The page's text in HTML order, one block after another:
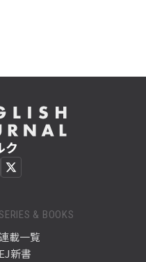
ク
& BOOKS
連載一覧
EJ新書